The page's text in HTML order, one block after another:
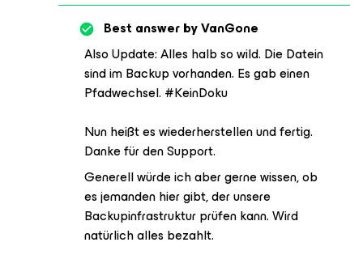
Best answer byVanGone
Also Update: Alles halb so wild. Die Datein
sind im Backup vorhanden. Es gab einen
Pfadwechsel. #KeinDoku
Nun heißt es wiederherstellen und fertig.
Danke für den Support.
Generell würde ich aber gerne wissen, ob
es jemanden hier gibt, der unsere
Backupinfrastruktur prüfen kann. Wird
natürlich alles bezahlt.